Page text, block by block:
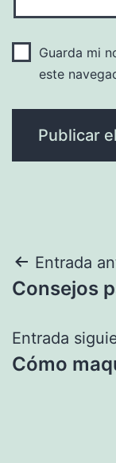
Guarda mi
este
de
Entrada
Consejos
Entrada
Cómo